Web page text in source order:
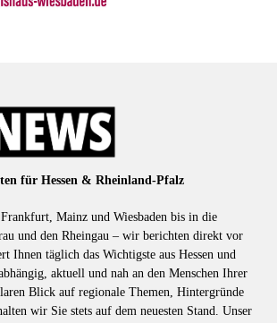
für Hessen & Rheinland-Pfalz
Mainz und Wiesbaden bis in die
und den Rheingau – wir berichten direkt vor
Ihnen täglich das Wichtigste aus Hessen und
aktuell und nah an den Menschen Ihrer
Blick auf regionale Themen, Hintergründe
wir Sie stets auf dem neuesten Stand. Unser